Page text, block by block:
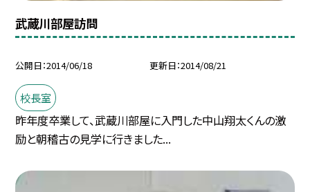
武蔵川部屋訪問
公開日 2014/06/18 更新日 2014/08/21
校長室
昨年度卒業して、武蔵川部屋に入門した中山翔太くんの激
励と朝稽古の見学に行きました...